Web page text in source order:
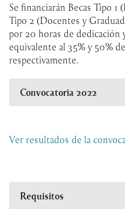
Se financiarán Becas Tipo
Tipo 2 (Docentes y
por 20 horas de dedicación
equivalente al 35% y 50%
respectivamente.
Convocatoria 2022
Ver resultados de la
Requisitos